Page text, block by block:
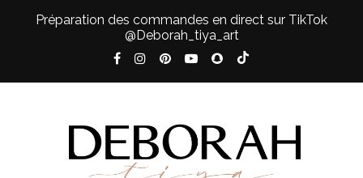
Préparation des commandes en direct sur TikTok
@Deborah_tiya_art